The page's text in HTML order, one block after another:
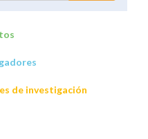
de investigación